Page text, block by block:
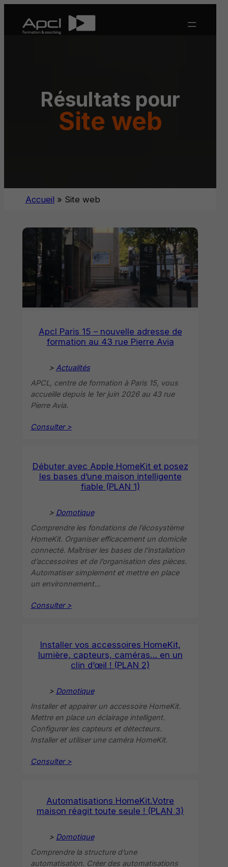
contenu
Résultats pour
Site web
Accueil » Site web
Apcl Paris 15 – nouvelle adresse de
formation au 43 rue Pierre Avia
> Actualités
APCL, centre de formation à Paris 15, vous
accueille depuis le 1er juin 2026 au 43 rue
Pierre Avia.
Consulter >
Débuter avec Apple HomeKit et posez
les bases d’une maison intelligente
fiable (PLAN 1)
> Domotique
Comprendre les fondations de l’écosystème
HomeKit. Organiser efficacement un domicile
connecté. Maîtriser les bases de l’installation
d’accessoires et de l’organisation des pièces.
Automatiser simplement et mettre en place
un environnement…
Consulter >
Installer vos accessoires HomeKit,
lumière, capteurs, caméras… en un
clin d’œil ! (PLAN 2)
> Domotique
Installer et appairer un accessoire HomeKit.
Mettre en place un éclairage intelligent.
Configurer les capteurs et détecteurs.
Installer et utiliser une caméra HomeKit.
Consulter >
Automatisations HomeKit.Votre
maison réagit toute seule ! (PLAN 3)
> Domotique
Comprendre la structure d’une
automatisation. Créer des automatisations